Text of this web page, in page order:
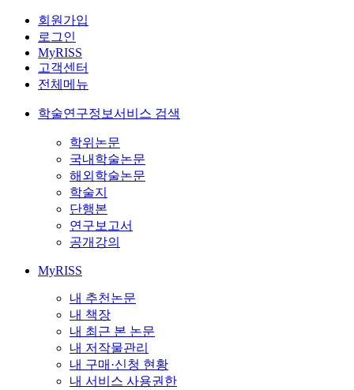
회원가입
로그인
MyRISS
고객센터
전체메뉴
학술연구정보서비스 검색
학위논문
국내학술논문
해외학술논문
학술지
단행본
연구보고서
공개강의
MyRISS
내 추천논문
내 책장
내 최근 본 논문
내 저작물관리
내 구매·신청 현황
내 서비스 사용권한